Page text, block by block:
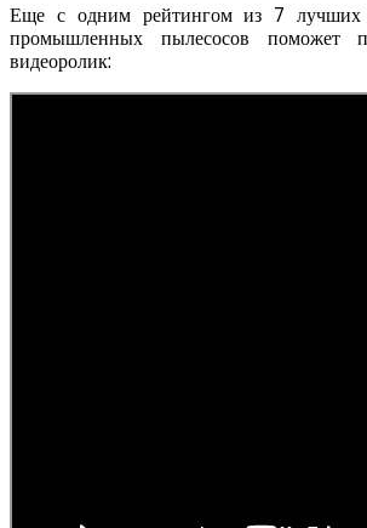
Еще с одним рейтингом из 7 лучших
промышленных пылесосов поможет
видеоролик: